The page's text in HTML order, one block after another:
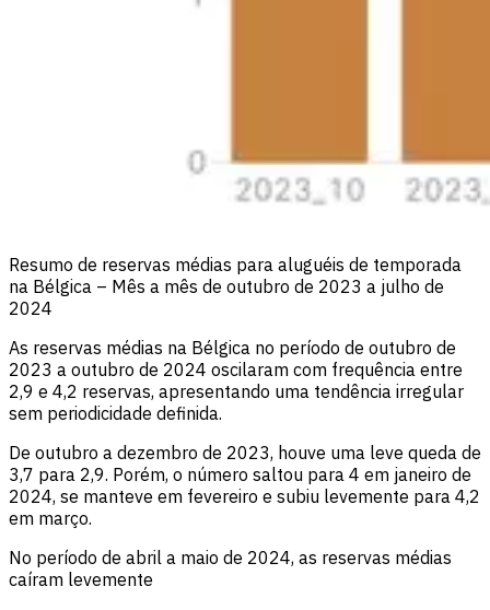
Resumo de reservas médias para aluguéis de temporada
na Bélgica – Mês a mês de outubro de 2023 a julho de
2024
As reservas médias na Bélgica no período de outubro de
2023 a outubro de 2024 oscilaram com frequência entre
2,9 e 4,2 reservas, apresentando uma tendência irregular
sem periodicidade definida.
De outubro a dezembro de 2023, houve uma leve queda de
3,7 para 2,9. Porém, o número saltou para 4 em janeiro de
2024, se manteve em fevereiro e subiu levemente para 4,2
em março.
No período de abril a maio de 2024, as reservas médias
caíram levemente